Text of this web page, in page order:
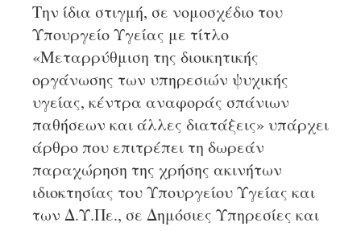
Την ίδια στιγμή, σε νομοσχέδιο του
Υπουργείο Υγείας με τίτλο
«Μεταρρύθμιση της διοικητικής
οργάνωσης των υπηρεσιών ψυχικής
υγείας, κέντρα αναφοράς σπάνιων
παθήσεων και άλλες διατάξεις» υπάρχει
άρθρο που επιτρέπει τη δωρεάν
παραχώρηση της χρήσης ακινήτων
ιδιοκτησίας του Υπουργείου Υγείας και
των Δ.Υ.Πε., σε Δημόσιες Υπηρεσίες και